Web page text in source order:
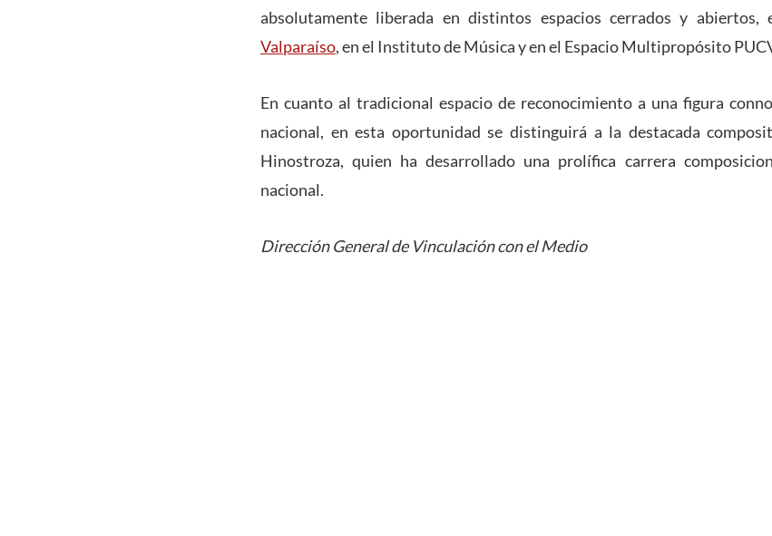
absolutamente liberada en distintos espacios cerrados y abiertos,
Valparaíso, en el Instituto de Música y en el Espacio Multipropósito
En cuanto al tradicional espacio de reconocimiento a una figura
nacional, en esta oportunidad se distinguirá a la destacada
Hinostroza, quien ha desarrollado una prolífica carrera
nacional.
Dirección General de Vinculación con el Medio